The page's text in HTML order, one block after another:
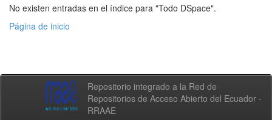
No existen entradas en el índice para "Todo DSpace".
Página de inicio
Repositorio integrado a la Red de
Repositorios de Acceso Abierto del Ecuador -
RRAAE